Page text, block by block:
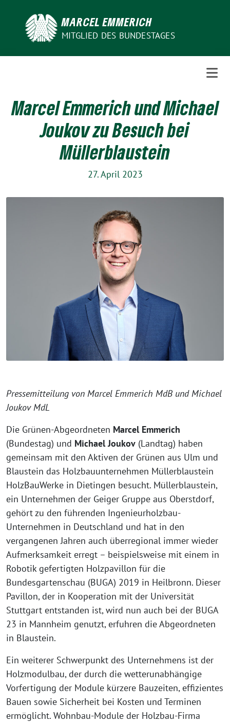
MARCEL EMMERICH
MITGLIED DES BUNDESTAGES
Marcel Emmerich und Michael
Joukov zu Besuch bei
Müllerblaustein
27. April 2023
Pressemitteilung von Marcel Emmerich MdB und Michael
Joukov MdL
Die Grünen-Abgeordneten Marcel Emmerich
(Bundestag) und Michael Joukov (Landtag) haben
gemeinsam mit den Aktiven der Grünen aus Ulm und
Blaustein das Holzbauunternehmen Müllerblaustein
HolzBauWerke in Dietingen besucht. Müllerblaustein,
ein Unternehmen der Geiger Gruppe aus Oberstdorf,
gehört zu den führenden Ingenieurholzbau-
Unternehmen in Deutschland und hat in den
vergangenen Jahren auch überregional immer wieder
Aufmerksamkeit erregt – beispielsweise mit einem in
Robotik gefertigten Holzpavillon für die
Bundesgartenschau (BUGA) 2019 in Heilbronn. Dieser
Pavillon, der in Kooperation mit der Universität
Stuttgart entstanden ist, wird nun auch bei der BUGA
23 in Mannheim genutzt, erfuhren die Abgeordneten
in Blaustein.
Ein weiterer Schwerpunkt des Unternehmens ist der
Holzmodulbau, der durch die wetterunabhängige
Vorfertigung der Module kürzere Bauzeiten, effizientes
Bauen sowie Sicherheit bei Kosten und Terminen
ermöglicht. Wohnbau-Module der Holzbau-Firma